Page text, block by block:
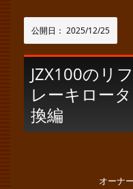
公開日： 2025/12/25
JZX100のリ
レーキロー
換編
オーナ